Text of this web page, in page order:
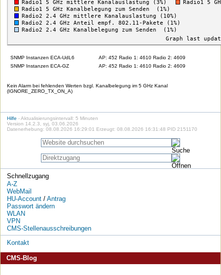
SNMP Instanzen ECA-UdL6
AP: 452 Radio 1: 4610 Radio 2: 4609
SNMP Instanzen ECA-GZ
AP: 452 Radio 1: 4610 Radio 2: 4609
Kein Alarm bei fehlenden Werten bzgl. Kanalbelegung im 5 GHz Kanal
(IGNORE_ZERO_TX_ON_A)
Hilfe - Aktualisierungsintervall: 5 Minuten
Version 14.2.3, syj, 03.06.2026
Datenerhebung: 08.08.2026 16:29:01 Erzeugt: 08.08.2026 16:31:48 PID 2151170
Schnellzugang
A-Z
WebMail
HU-Account/ Antrag
Passwort ändern
WLAN
VPN
CMS-Stellenausschreibungen
Kontakt
CMS-Blog